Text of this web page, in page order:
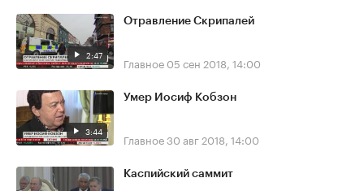
2:47
Отравление Скрипалей
Главное 05 сен 2018, 14:00
3:44
Умер Иосиф Кобзон
Главное30 авг 2018, 14:00
Каспийский саммит